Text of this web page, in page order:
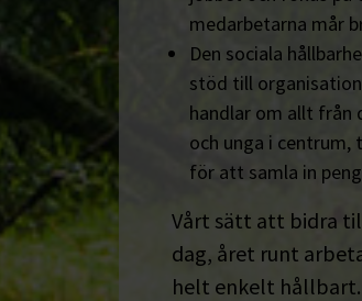
medarbetarna mår
Den sociala
stöd till
handlar om allt
och unga i centrum,
för att samla in
Vårt sätt att bidra
dag, året runt
helt enkelt hållbart.